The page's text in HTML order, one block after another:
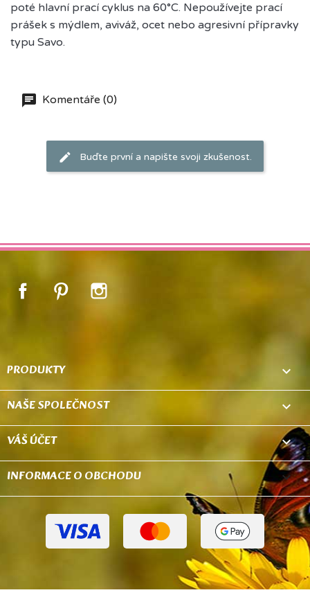
poté hlavní prací cyklus na 60°C. Nepoužívejte prací
prášek s mýdlem, aviváž, ocet nebo agresivní přípravky
typu Savo.
Komentáře (0)
Buďte první a napište svoji zkušenost.
FacebookPinterest
PRODUKTY 
NAŠE SPOLEČNOST 
VÁŠ ÚČET 
INFORMACE O OBCHODU keyboard_arrow_down